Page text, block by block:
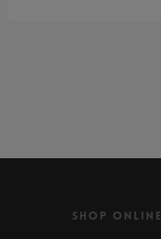
Shop Online